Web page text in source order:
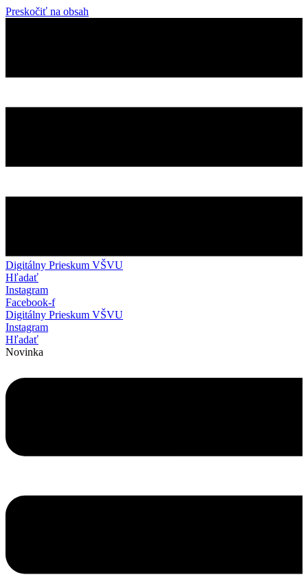
Preskočiť na obsah
Digitálny Prieskum VŠVU
Hľadať
Instagram
Facebook-f
Digitálny Prieskum VŠVU
Instagram
Hľadať
Novinka